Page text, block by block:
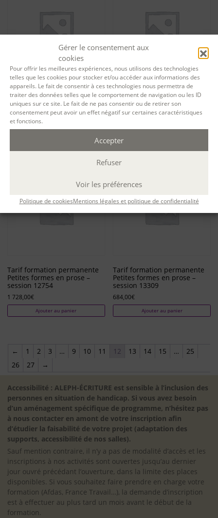
Gérer le consentement aux
cookies
Pour offrir les meilleures expériences, nous utilisons des technologies
telles que les cookies pour stocker et/ou accéder aux informations des
appareils. Le fait de consentir à ces technologies nous permettra de
traiter des données telles que le comportement de navigation ou les ID
uniques sur ce site. Le fait de ne pas consentir ou de retirer son
consentement peut avoir un effet négatif sur certaines caractéristiques
et fonctions.
Accepter
Refuser
Voir les préférences
Politique de cookiesMentions légales et politique de confidentialité
Tarif formation permanente
Nouvelles du monde –
session 13739
600,00 €
Ajouter au panier
Tarif formation permanente
Personnages en devenir –
session 13240
Ajouter au panier
Tarif formation permanente
Petites formes en prose –
session 12754
1 728,00€
Ajouter au panier
Tarif formation permanente
Petites formes en prose –
session 13309
684,00€
Ajouter au panier
← 1 2 3 … 9 10 11 12 13 14 15 …
25
26
27 →
Accessibilité : ALEPH-ÉCRITURE est sensible à l’inclusion des
personnes en situation de handicap. Si vous avez besoin
d’un aménagement spécifique de programme, n’hésitez pas
à nous contacter en amont de votre inscription afin
d’étudier la faisabilité de votre projet (adaptation des
supports, accessibilité de nos salles).
Sauf mention contraire, il n’y a pas de modalité d’accès et les
inscriptions à nos activités sont ouvertes jusqu’au dernier
jour ouvré précédant l’ouverture, dans la limite des places
disponibles. Si vous souhaitez faire prendre en charge votre
formation (Afdas, France Travail…), la demande d’inscription
est à effectuer au plus tard un mois avant le début de la
formation.